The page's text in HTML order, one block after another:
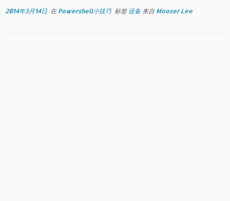
2014年3月14日 在 Powershell小技巧 标签设备 来自 Mooser Lee